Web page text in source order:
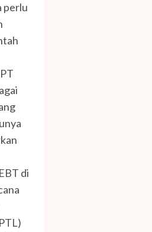
perlu
di